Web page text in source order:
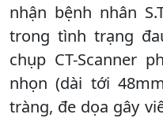
nhận bệnh nhân
trong tình trạng
chụp CT-Scanner
nhọn (dài tới
tràng, đe dọa gây